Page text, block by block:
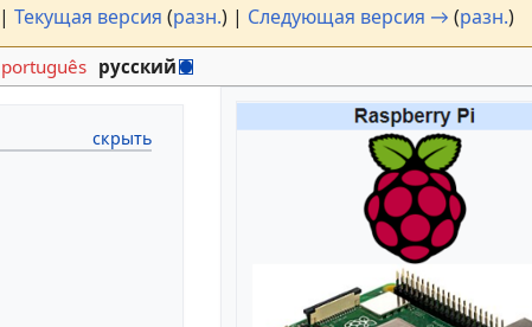
|Текущая версия (разн.) | Следующая версия → (разн.)
português русский